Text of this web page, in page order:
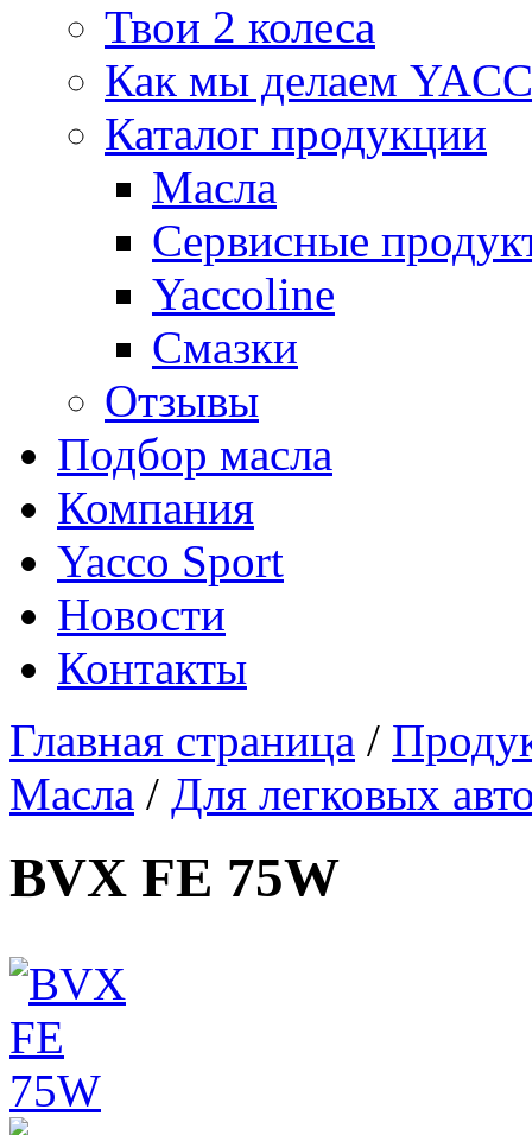
Твои 2 колеса
Как мы делаем
Каталог продукции
Масла
Сервисные
Yaccoline
Смазки
Отзывы
Подбор масла
Компания
Yacco Sport
Новости
Контакты
Главная страница /
Масла / Для легковых
BVX FE 75W